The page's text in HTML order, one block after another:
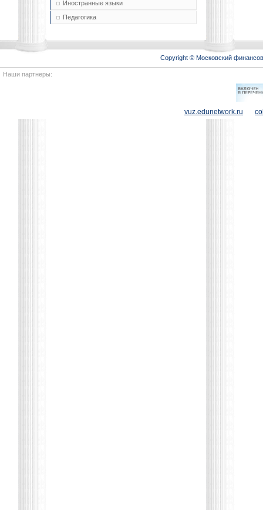
Иностранные языки
Педагогика
Copyright © Московский
Наши партнеры:
vuz.edunetwork.ru